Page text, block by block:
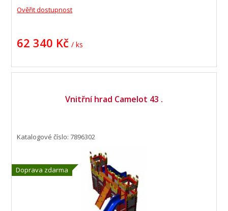
Ověřit dostupnost
62 340 Kč / ks
Vnitřní hrad Camelot 43 .
Doprava zdarma
Katalogové číslo: 7896302